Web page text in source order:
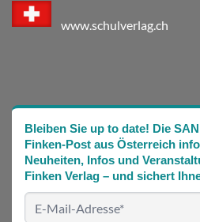
www.schulverlag.ch
Bleiben Sie up to date! Die
Finken-Post aus Österreich
Neuheiten, Infos und
Finken Verlag – und sichert